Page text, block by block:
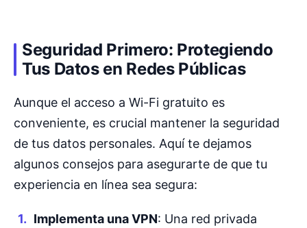
Seguridad Primero: Protegiendo
Tus Datos en Redes Públicas
Aunque el acceso a Wi-Fi gratuito es
conveniente, es crucial mantener la seguridad
de tus datos personales. Aquí te dejamos
algunos consejos para asegurarte de que tu
experiencia en línea sea segura:
Implementa una VPN: Una red privada